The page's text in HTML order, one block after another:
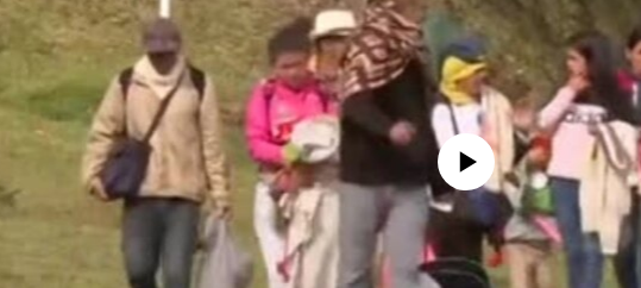
No media source currently available